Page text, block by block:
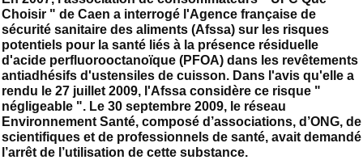
Choisir " de Caen a interrogé l'Agence française de
sécurité sanitaire des aliments (Afssa) sur les risques
potentiels pour la santé liés à la présence résiduelle
d'acide perfluorooctanoïque (PFOA) dans les revêtements
antiadhésifs d'ustensiles de cuisson. Dans l'avis qu'elle a
rendu le 27 juillet 2009, l'Afssa considère ce risque "
négligeable ". Le 30 septembre 2009, le réseau
Environnement Santé, composé d’associations, d’ONG, de
scientifiques et de professionnels de santé, avait demandé
l’arrêt de l’utilisation de cette substance.